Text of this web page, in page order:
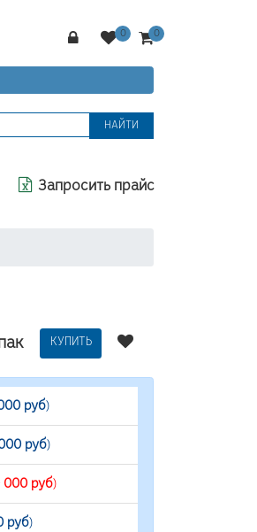
НАЙТИ
Запросить прайс
КУПИТЬ
руб)
руб)
000 руб)
руб)